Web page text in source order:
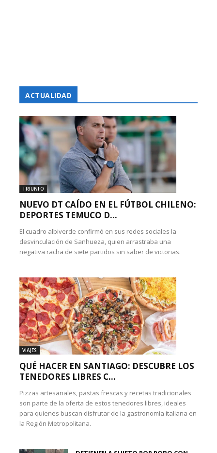
ACTUALIDAD
TRIUNFO
NUEVO DT CAÍDO EN EL FÚTBOL CHILENO:
DEPORTES TEMUCO D...
El cuadro albiverde confirmó en sus redes sociales la
desvinculación de Sanhueza, quien arrastraba una
negativa racha de siete partidos sin saber de victorias.
VIAJES
QUÉ HACER EN SANTIAGO: DESCUBRE LOS
TENEDORES LIBRES C...
Pizzas artesanales, pastas frescas y recetas tradicionales
son parte de la oferta de estos tenedores libres, ideales
para quienes buscan disfrutar de la gastronomía italiana en
la Región Metropolitana.